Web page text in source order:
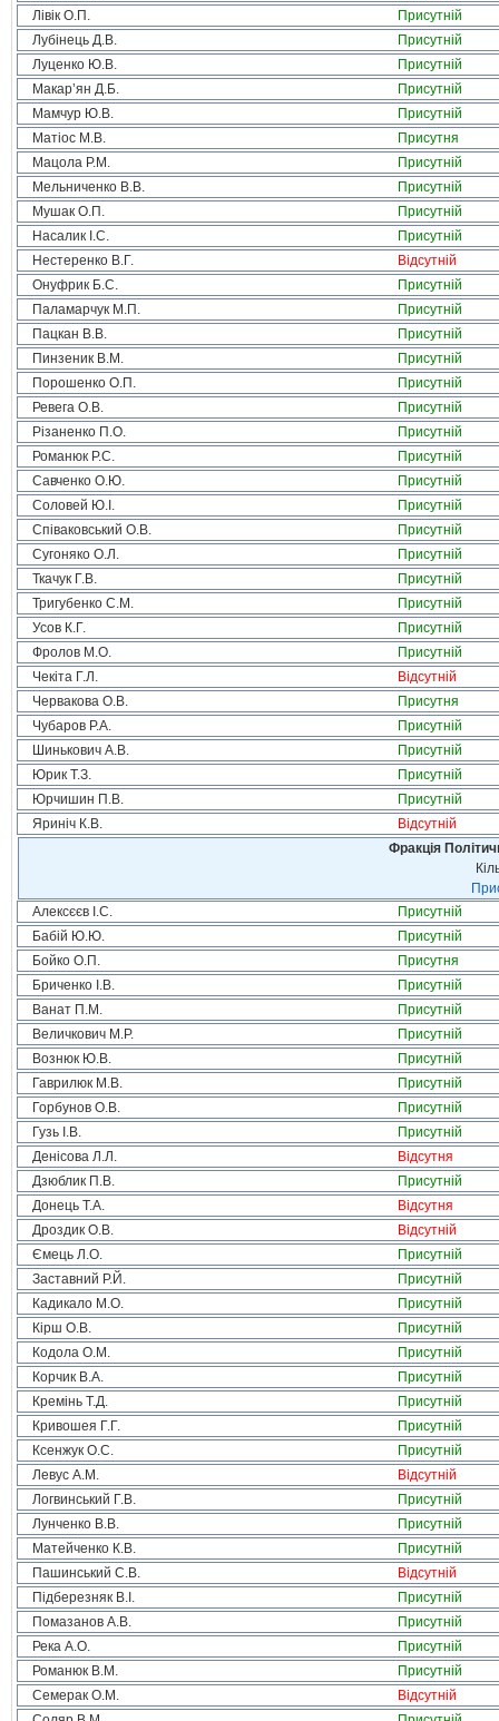
Лівік О.П.
Присутній
Лубінець Д.В.
Присутній
Луценко Ю.В.
Присутній
Макар’ян Д.Б.
Присутній
Мамчур Ю.В.
Присутній
Матіос М.В.
Присутня
Мацола Р.М.
Присутній
Мельниченко В.В.
Присутній
Мушак О.П.
Присутній
Насалик І.С.
Присутній
Нестеренко В.Г.
Відсутній
Онуфрик Б.С.
Присутній
Паламарчук М.П.
Присутній
Пацкан В.В.
Присутній
Пинзеник В.М.
Присутній
Порошенко О.П.
Присутній
Ревега О.В.
Присутній
Різаненко П.О.
Присутній
Романюк Р.С.
Присутній
Савченко О.Ю.
Присутній
Соловей Ю.І.
Присутній
Співаковський О.В.
Присутній
Сугоняко О.Л.
Присутній
Ткачук Г.В.
Присутній
Тригубенко С.М.
Присутній
Усов К.Г.
Присутній
Фролов М.О.
Присутній
Чекіта Г.Л.
Відсутній
Червакова О.В.
Присутня
Чубаров Р.А.
Присутній
Шинькович А.В.
Присутній
Юрик Т.З.
Присутній
Юрчишин П.В.
Присутній
Яриніч К.В.
Відсутній
Фракція
Алексєєв І.С.
Присутній
Бабій Ю.Ю.
Присутній
Бойко О.П.
Присутня
Бриченко І.В.
Присутній
Ванат П.М.
Присутній
Величкович М.Р.
Присутній
Вознюк Ю.В.
Присутній
Гаврилюк М.В.
Присутній
Горбунов О.В.
Присутній
Гузь І.В.
Присутній
Денісова Л.Л.
Відсутня
Дзюблик П.В.
Присутній
Донець Т.А.
Відсутня
Дроздик О.В.
Відсутній
Ємець Л.О.
Присутній
Заставний Р.Й.
Присутній
Кадикало М.О.
Присутній
Кірш О.В.
Присутній
Кодола О.М.
Присутній
Корчик В.А.
Присутній
Кремінь Т.Д.
Присутній
Кривошея Г.Г.
Присутній
Ксенжук О.С.
Присутній
Левус А.М.
Відсутній
Логвинський Г.В.
Присутній
Лунченко В.В.
Присутній
Матейченко К.В.
Присутній
Пашинський С.В.
Відсутній
Підберезняк В.І.
Присутній
Помазанов А.В.
Присутній
Река А.О.
Присутній
Романюк В.М.
Присутній
Семерак О.М.
Відсутній